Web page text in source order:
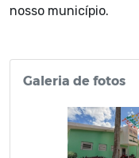
nosso município.
Galeria de fotos